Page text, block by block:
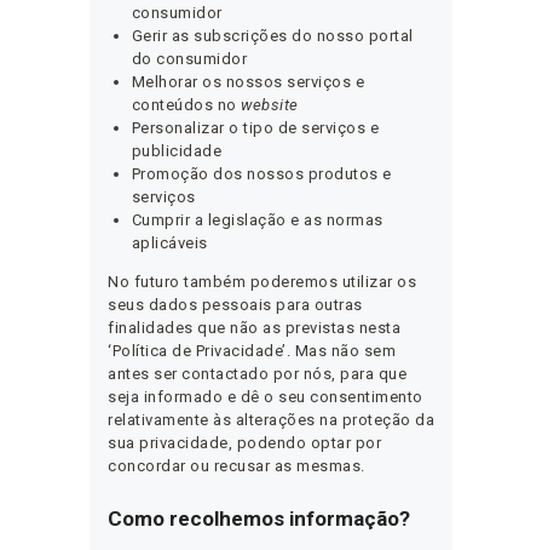
consumidor
Gerir as subscrições do nosso portal
do consumidor
Melhorar os nossos serviços e
conteúdos no website
Personalizar o tipo de serviços e
publicidade
Promoção dos nossos produtos e
serviços
Cumprir a legislação e as normas
aplicáveis
No futuro também poderemos utilizar os
seus dados pessoais para outras
finalidades que não as previstas nesta
‘Política de Privacidade’. Mas não sem
antes ser contactado por nós, para que
seja informado e dê o seu consentimento
relativamente às alterações na proteção da
sua privacidade, podendo optar por
concordar ou recusar as mesmas.
Como recolhemos informação?